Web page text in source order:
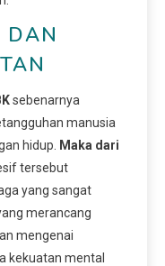
DAN
sebenarnya
manusia
hidup.
Maka dari
tersebut
yang sangat
merancang
mengenai
kekuatan mental